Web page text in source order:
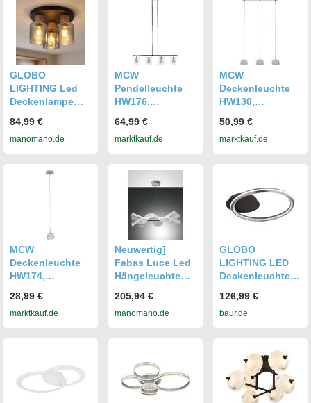
GLOBO
LIGHTING Led
Deckenlampe
Esszimmerlampe
3-flammig Glas
84,99 €
manomano.de
MCW
Pendelleuchte
HW176,
Hängeleuchte
Deckenlampe, 4-
64,99 €
marktkauf.de
MCW
Deckenleuchte
HW130,
Hängeleuchte
Deckenlampe, 3-
50,99 €
marktkauf.de
MCW
Deckenleuchte
HW174,
Hängeleuchte
Deckenlampe, 1-
28,99 €
marktkauf.de
Neuwertig]
Fabas Luce Led
Hängeleuchte
Hängelampe
Deckenlampe
205,94 €
manomano.de
GLOBO
LIGHTING LED
Deckenleuchte
(grau matt), 1
Stk., Leuchten,
Wohnbereich,
rund, LED
Deckenleuchte
126,99 €
baur.de